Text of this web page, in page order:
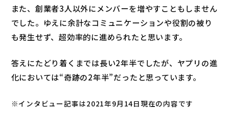
また、創業者3人以外にメンバーを増やすこともしません
でした。ゆえに余計なコミュニケーションや役割の被り
も発生せず、超効率的に進められたと思います。
答えにたどり着くまでは長い2年半でしたが、ヤプリの進
化においては“奇跡の2年半”だったと思っています。
※インタビュー記事は2021年9月14日現在の内容です